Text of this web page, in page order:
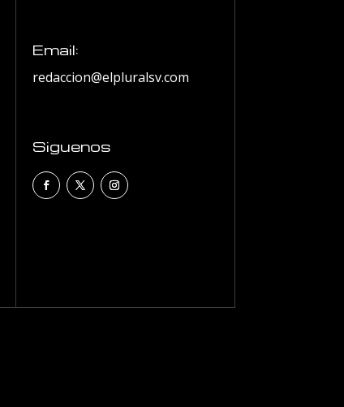
Email:
redaccion@elpluralsv.com
Siguenos